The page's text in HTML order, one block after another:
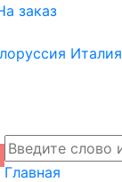
заказ
Италия
Главная